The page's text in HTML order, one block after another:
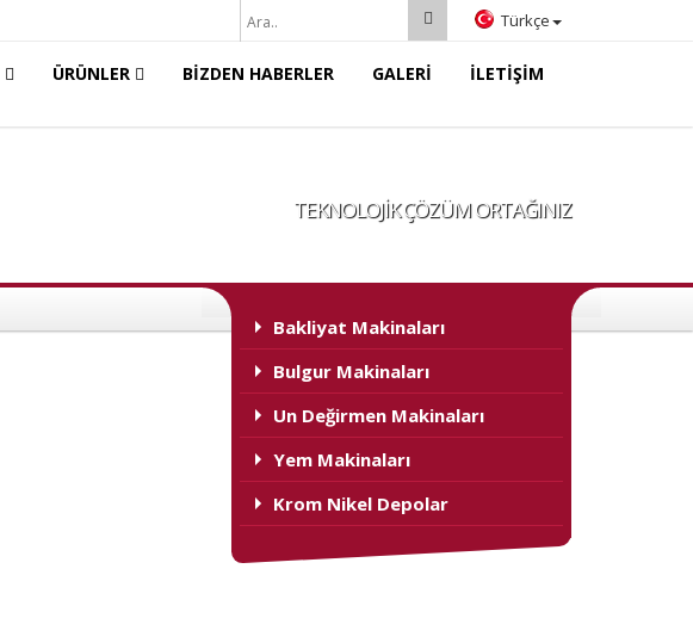
Türkçe
ÜRÜNLER BİZDEN HABERLER GALERİ İLETİŞİM
TEKNOLOJİK ÇÖZÜM ORTAĞINIZ
Bakliyat Makinaları
Bulgur Makinaları
Un Değirmen Makinaları
Yem Makinaları
Krom Nikel Depolar